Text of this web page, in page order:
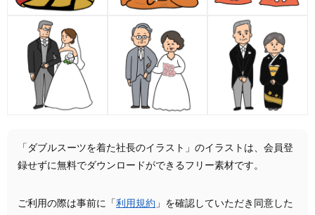
「ダブルスーツを着た社長のイラスト」のイラストは、会員登
録せずに無料でダウンロードができるフリー素材です。
ご利用の際は事前に「 利用規約 」を確認していただき同意した